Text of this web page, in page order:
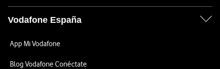
Vodafone España
App Mi Vodafone
Blog Vodafone Conéctate